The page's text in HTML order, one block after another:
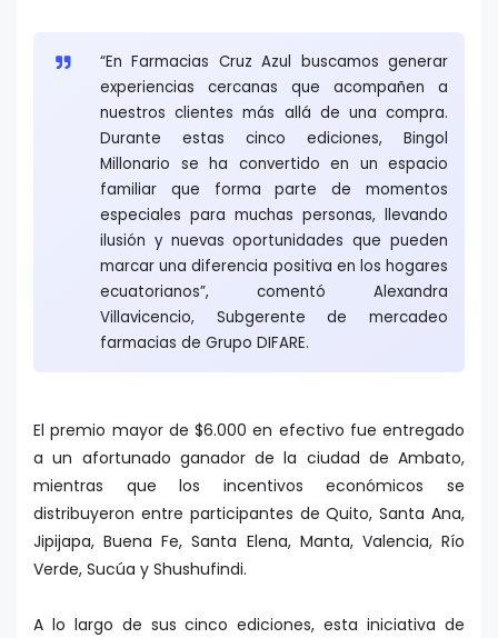
“En Farmacias Cruz Azul buscamos generar
experiencias cercanas que acompañen a
nuestros clientes más allá de una compra.
Durante estas cinco ediciones, Bingol
Millonario se ha convertido en un espacio
familiar que forma parte de momentos
especiales para muchas personas, llevando
ilusión y nuevas oportunidades que pueden
marcar una diferencia positiva en los hogares
ecuatorianos”, comentó Alexandra
Villavicencio, Subgerente de mercadeo
farmacias de Grupo DIFARE.
El premio mayor de $6.000 en efectivo fue entregado
a un afortunado ganador de la ciudad de Ambato,
mientras que los incentivos económicos se
distribuyeron entre participantes de Quito, Santa Ana,
Jipijapa, Buena Fe, Santa Elena, Manta, Valencia, Río
Verde, Sucúa y Shushufindi.
A lo largo de sus cinco ediciones, esta iniciativa de